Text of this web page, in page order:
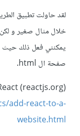
خلال مثال صغير و
يمكنني فعل ذلك حيث
صفحة ال html.
(reactjs.org)
add-react-to-a-
website.html